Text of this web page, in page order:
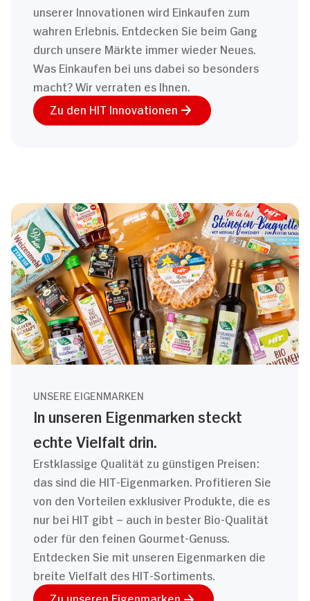
unserer Innovationen wird Einkaufen zum
wahren Erlebnis. Entdecken Sie beim Gang
durch unsere Märkte immer wieder Neues.
Was Einkaufen bei uns dabei so besonders
macht? Wir verraten es Ihnen.
Zu den HIT Innovationen
UNSERE EIGENMARKEN
In unseren Eigenmarken steckt
echte Vielfalt drin.
Erstklassige Qualität zu günstigen Preisen:
das sind die HIT-Eigenmarken. Profitieren Sie
von den Vorteilen exklusiver Produkte, die es
nur bei HIT gibt – auch in bester Bio-Qualität
oder für den feinen Gourmet-Genuss.
Entdecken Sie mit unseren Eigenmarken die
breite Vielfalt des HIT-Sortiments.
Zu unseren Eigenmarken